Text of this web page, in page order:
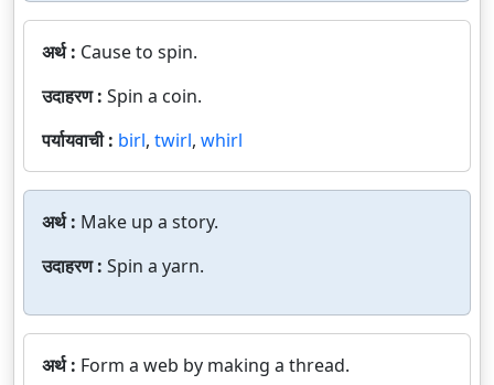
अर्थ : Cause to spin.
उदाहरण : Spin a coin.
पर्यायवाची : birl, twirl, whirl
अर्थ : Make up a story.
उदाहरण : Spin a yarn.
अर्थ : Form a web by making a thread.